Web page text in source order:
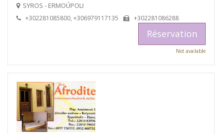
SYROS - ERMOÚPOLI
+302281085800, +306979117135 +302281086288
Réservation
Not available